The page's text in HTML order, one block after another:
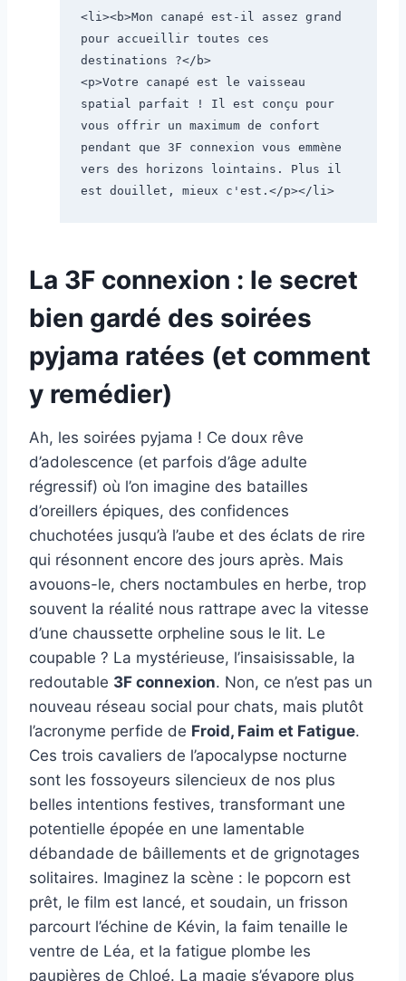
<li><b>Mon canapé est-il assez grand
pour accueillir toutes ces
destinations ?</b>
<p>Votre canapé est le vaisseau
spatial parfait ! Il est conçu pour
vous offrir un maximum de confort
pendant que 3F connexion vous emmène
vers des horizons lointains. Plus il
est douillet, mieux c'est.</p></li>
La 3F connexion : le secret
bien gardé des soirées
pyjama ratées (et comment
y remédier)
Ah, les soirées pyjama ! Ce doux rêve
d’adolescence (et parfois d’âge adulte
régressif) où l’on imagine des batailles
d’oreillers épiques, des confidences
chuchotées jusqu’à l’aube et des éclats de rire
qui résonnent encore des jours après. Mais
avouons-le, chers noctambules en herbe, trop
souvent la réalité nous rattrape avec la vitesse
d’une chaussette orpheline sous le lit. Le
coupable ? La mystérieuse, l’insaisissable, la
redoutable 3F connexion. Non, ce n’est pas un
nouveau réseau social pour chats, mais plutôt
l’acronyme perfide de Froid, Faim et Fatigue.
Ces trois cavaliers de l’apocalypse nocturne
sont les fossoyeurs silencieux de nos plus
belles intentions festives, transformant une
potentielle épopée en une lamentable
débandade de bâillements et de grignotages
solitaires. Imaginez la scène : le popcorn est
prêt, le film est lancé, et soudain, un frisson
parcourt l’échine de Kévin, la faim tenaille le
ventre de Léa, et la fatigue plombe les
paupières de Chloé. La magie s’évapore plus